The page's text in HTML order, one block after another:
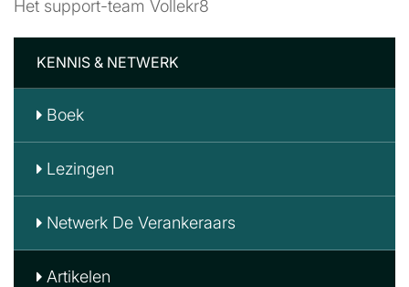
Het support-team Vollekr8
KENNIS & NETWERK
Boek
Lezingen
Netwerk De Verankeraars
Artikelen